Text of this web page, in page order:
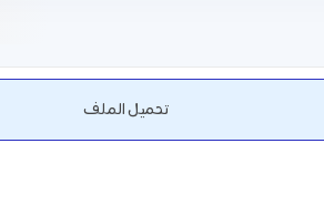
تحميل الملف